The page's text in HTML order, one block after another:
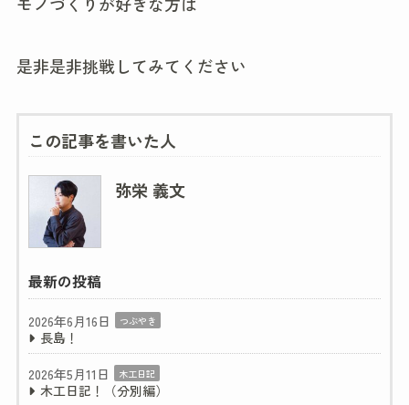
是非是非挑戦してみてください
この記事を書いた人
弥栄 義文
最新の投稿
2026年6月16日 つぶやき
長島！
2026年5月11日
木工日記
木工日記！（分別編）